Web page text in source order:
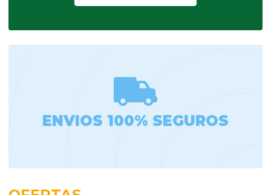
ENVIOS 100% SEGUROS